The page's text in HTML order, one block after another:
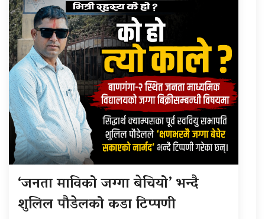
‘जनता माविको जग्गा बेचियो’ भन्दै
शुलिल पौडेलको कडा टिप्पणी